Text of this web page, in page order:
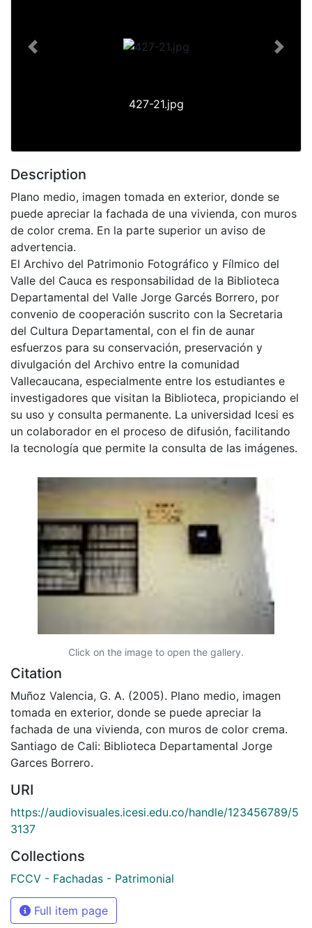
427-21.jpg
Previous Next
Description
Plano medio, imagen tomada en exterior, donde se
puede apreciar la fachada de una vivienda, con muros
de color crema. En la parte superior un aviso de
advertencia.
El Archivo del Patrimonio Fotográfico y Fílmico del
Valle del Cauca es responsabilidad de la Biblioteca
Departamental del Valle Jorge Garcés Borrero, por
convenio de cooperación suscrito con la Secretaria
del Cultura Departamental, con el fin de aunar
esfuerzos para su conservación, preservación y
divulgación del Archivo entre la comunidad
Vallecaucana, especialmente entre los estudiantes e
investigadores que visitan la Biblioteca, propiciando el
su uso y consulta permanente. La universidad Icesi es
un colaborador en el proceso de difusión, facilitando
la tecnología que permite la consulta de las imágenes.
Click on the image to open the gallery.
Citation
Muñoz Valencia, G. A. (2005). Plano medio, imagen
tomada en exterior, donde se puede apreciar la
fachada de una vivienda, con muros de color crema.
Santiago de Cali: Biblioteca Departamental Jorge
Garces Borrero.
URI
https://audiovisuales.icesi.edu.co/handle/123456789/5
3137
Collections
FCCV - Fachadas - Patrimonial
Full item page